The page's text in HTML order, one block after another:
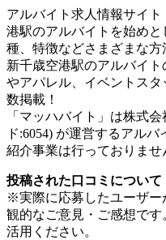
アルバイト求人情報サイ
港駅のアルバイトを始め
種、特徴などさまざまな方
新千歳空港駅のアルバイ
やアパレル、イベントス
数掲載！
「マッハバイト」は株式
ド:6054) が運営するアル
紹介事業は行っておりませ
投稿された口コミについて
※実際に応募したユーザー
観的なご意見・ご感想で
活用ください。